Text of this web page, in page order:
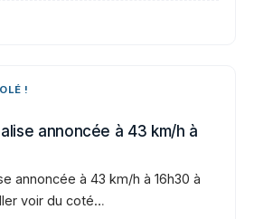
!
annoncée à 43 km/h à
annoncée à 43 km/h à 16h30 à
voir du coté…